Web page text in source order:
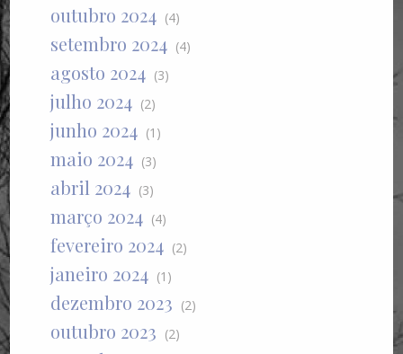
outubro 2024 (4)
setembro 2024 (4)
agosto 2024 (3)
julho 2024 (2)
junho 2024 (1)
maio 2024 (3)
abril 2024 (3)
março 2024 (4)
fevereiro 2024 (2)
janeiro 2024 (1)
dezembro 2023 (2)
outubro 2023 (2)